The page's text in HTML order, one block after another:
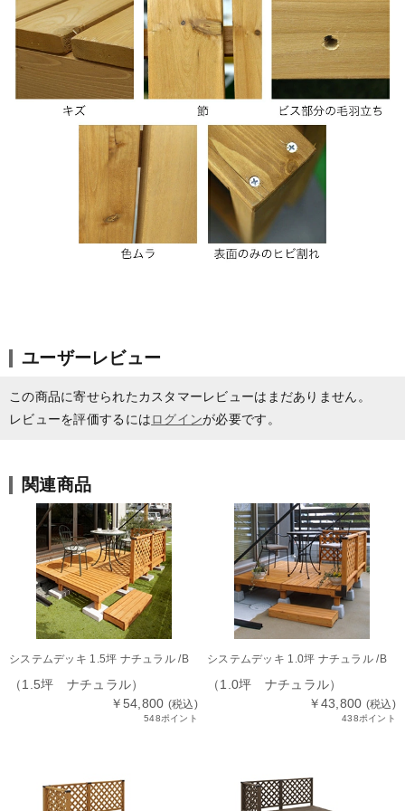
ユーザーレビュー
この商品に寄せられたカスタマーレビューはまだありません。
レビューを評価するにはログインが必要です。
関連商品
システムデッキ 1.5坪 ナチュラル /B
（1.5坪 ナチュラル）
￥54,800 (税込)
548ポイント
システムデッキ 1.0坪 ナチュラル /B
（1.0坪 ナチュラル）
￥43,800 (税込)
438ポイント